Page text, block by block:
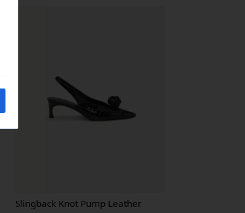
Slingback Knot Pump Leather